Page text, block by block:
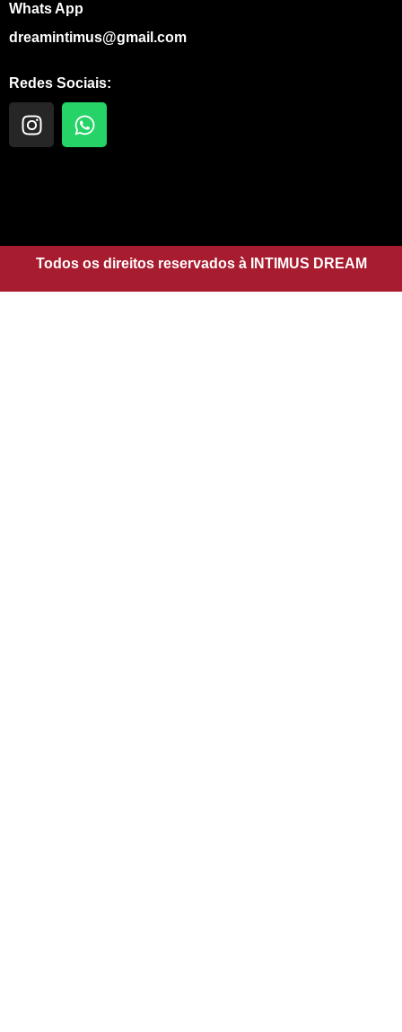
Whats App
dreamintimus@gmail.com
Redes Sociais:
I
n
r
a
m
W
h
p
p
Todos os direitos reservados à INTIMUS DREAM